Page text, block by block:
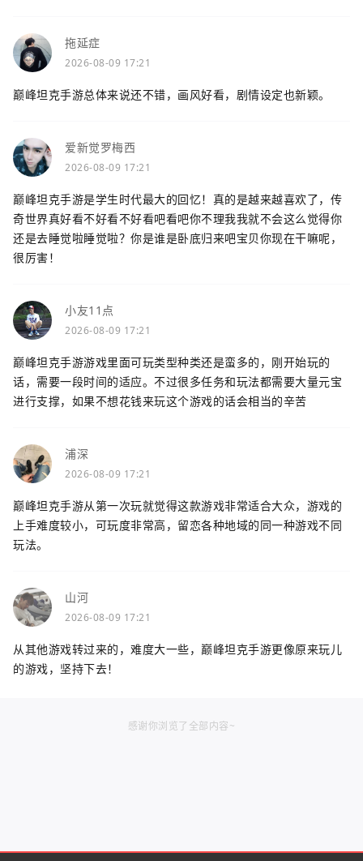
拖延症
2026-08-09 17:21
巅峰坦克手游总体来说还不错，画风好看，剧情设定也新颖。
爱新觉罗梅西
2026-08-09 17:21
巅峰坦克手游是学生时代最大的回忆！真的是越来越喜欢了，传
奇世界真好看不好看不好看吧看吧你不理我我就不会这么觉得你
还是去睡觉啦睡觉啦？你是谁是卧底归来吧宝贝你现在干嘛呢，
很厉害！
小友11点
2026-08-09 17:21
巅峰坦克手游游戏里面可玩类型种类还是蛮多的，刚开始玩的
话，需要一段时间的适应。不过很多任务和玩法都需要大量元宝
进行支撑，如果不想花钱来玩这个游戏的话会相当的辛苦
浦深
2026-08-09 17:21
巅峰坦克手游从第一次玩就觉得这款游戏非常适合大众，游戏的
上手难度较小，可玩度非常高，留恋各种地域的同一种游戏不同
玩法。
山河
2026-08-09 17:21
从其他游戏转过来的，难度大一些，巅峰坦克手游更像原来玩儿
的游戏，坚持下去！
感谢你浏览了全部内容~